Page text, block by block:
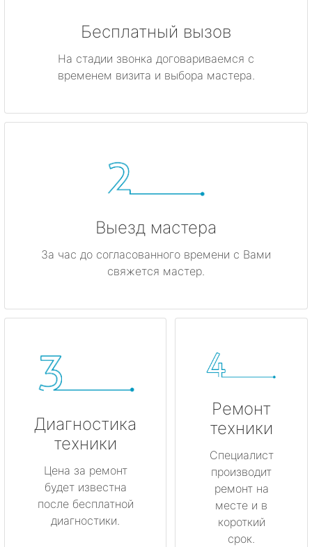
Бесплатный вызов
На стадии звонка договариваемся с
временем визита и выбора мастера.
Выезд мастера
За час до согласованного времени с Вами
свяжется мастер.
Диагностика
техники
Цена за ремонт
будет известна
после бесплатной
диагностики.
Ремонт
техники
Специалист
производит
ремонт на
месте и в
короткий
срок.